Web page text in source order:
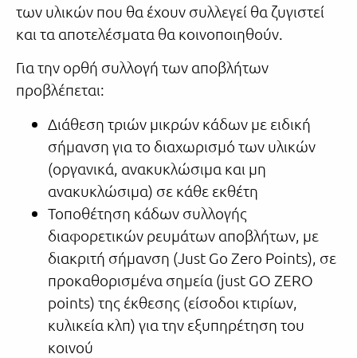
των υλικών που θα έχουν συλλεγεί θα ζυγιστεί
και τα αποτελέσματα θα κοινοποιηθούν.
Για την ορθή συλλογή των αποβλήτων
προβλέπεται:
Διάθεση τριών μικρών κάδων με ειδική
σήμανση για το διαχωρισμό των υλικών
(οργανικά, ανακυκλώσιμα και μη
ανακυκλώσιμα) σε κάθε εκθέτη
Τοποθέτηση κάδων συλλογής
διαφορετικών ρευμάτων αποβλήτων, με
διακριτή σήμανση (Just Go Zero Points), σε
προκαθορισμένα σημεία (just GO ZERO
points) της έκθεσης (είσοδοι κτιρίων,
κυλικεία κλπ) για την εξυπηρέτηση του
κοινού